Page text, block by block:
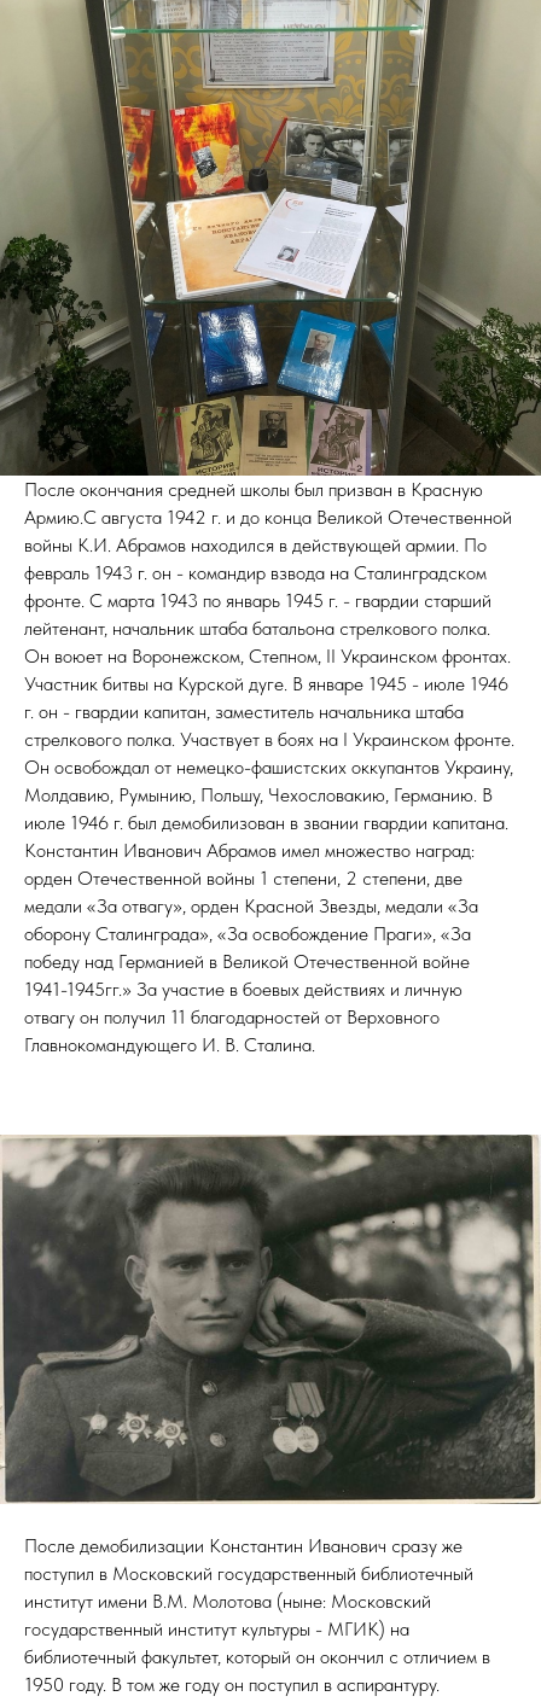
После окончания средней школы был призван в Красную
Армию.С августа 1942 г. и до конца Великой Отечественной
войны К.И. Абрамов находился в действующей армии. По
февраль 1943 г. он - командир взвода на Сталинградском
фронте. С марта 1943 по январь 1945 г. - гвардии старший
лейтенант, начальник штаба батальона стрелкового полка.
Он воюет на Воронежском, Степном, II Украинском фронтах.
Участник битвы на Курской дуге. В январе 1945 - июле 1946
г. он - гвардии капитан, заместитель начальника штаба
стрелкового полка. Участвует в боях на I Украинском фронте.
Он освобождал от немецко-фашистских оккупантов Украину,
Молдавию, Румынию, Польшу, Чехословакию, Германию. В
июле 1946 г. был демобилизован в звании гвардии капитана.
Константин Иванович Абрамов имел множество наград:
орден Отечественной войны 1 степени, 2 степени, две
медали «За отвагу», орден Красной Звезды, медали «За
оборону Сталинграда», «За освобождение Праги», «За
победу над Германией в Великой Отечественной войне
1941-1945гг.» За участие в боевых действиях и личную
отвагу он получил 11 благодарностей от Верховного
Главнокомандующего И. В. Сталина.
После демобилизации Константин Иванович сразу же
поступил в Московский государственный библиотечный
институт имени В.М. Молотова (ныне: Московский
государственный институт культуры - МГИК) на
библиотечный факультет, который он окончил с отличием в
1950 году. В том же году он поступил в аспирантуру.